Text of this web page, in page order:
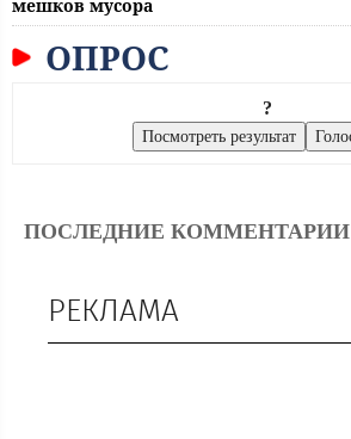
мешков мусора
ОПРОС
?
ПОСЛЕДНИЕ КОММЕНТАРИИ
РЕКЛАМА